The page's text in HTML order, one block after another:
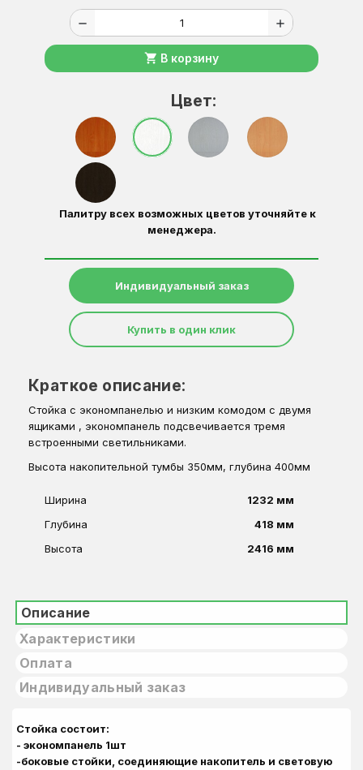
remove add
shopping_cart В корзину
Цвет:
Палитру всех возможных цветов уточняйте к
менеджера.
Индивидуальный заказ
Купить в один клик
Краткое описание:
Стойка с экономпанелью и низким комодом с двумя
ящиками , экономпанель подсвечивается тремя
встроенными светильниками.
Высота накопительной тумбы 350мм, глубина 400мм
Ширина
1232 мм
Глубина
418 мм
Высота
2416 мм
Описание
Характеристики
Оплата
Индивидуальный заказ
Стойка состоит:
- экономпанель 1шт
-боковые стойки, соединяющие накопитель и световую